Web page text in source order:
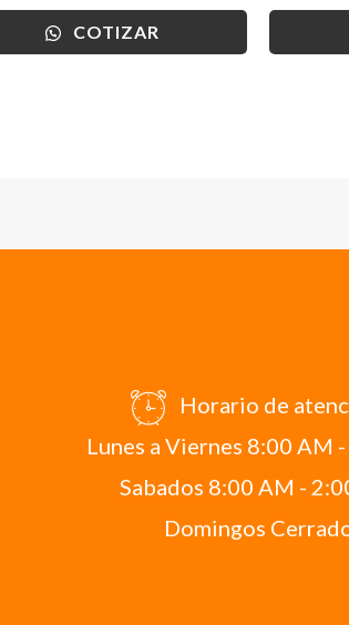
COTIZAR
Horario de
Lunes a Viernes 8:00 AM
Sabados 8:00 AM -
Domingos